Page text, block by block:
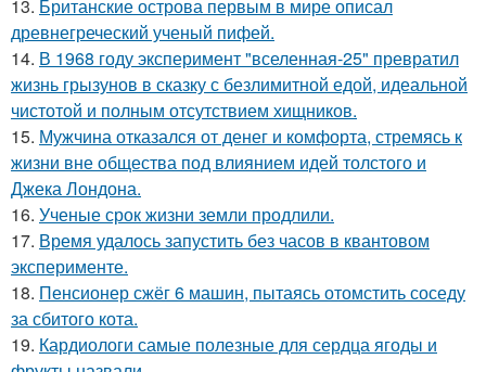
13. Британские острова первым в мире описал
древнегреческий ученый пифей.
14. В 1968 году эксперимент "вселенная-25" превратил
жизнь грызунов в сказку с безлимитной едой, идеальной
чистотой и полным отсутствием хищников.
15. Мужчина отказался от денег и комфорта, стремясь к
жизни вне общества под влиянием идей толстого и
Джека Лондона.
16. Ученые срок жизни земли продлили.
17. Время удалось запустить без часов в квантовом
эксперименте.
18. Пенсионер сжёг 6 машин, пытаясь отомстить соседу
за сбитого кота.
19. Кардиологи самые полезные для сердца ягоды и